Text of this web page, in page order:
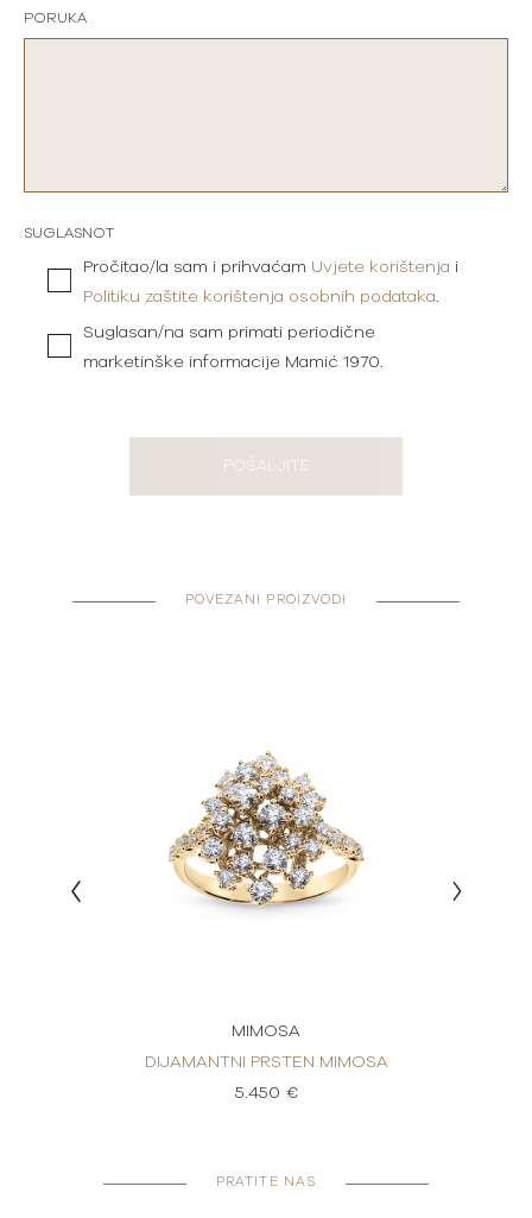
PORUKA
SUGLASNOT
Pročitao/la sam i prihvaćam Uvjete korištenja i
Politiku zaštite korištenja osobnih podataka.
Suglasan/na sam primati periodične
marketinške informacije Mamić 1970.
POŠALJITE
POVEZANI PROIZVODI
MIMOSA
DIJAMANTNI PRSTEN MIMOSA
5.450 €
PRATITE NAS